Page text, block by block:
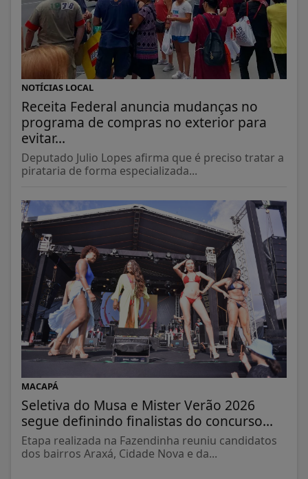
NOTÍCIAS LOCAL
Receita Federal anuncia mudanças no
programa de compras no exterior para
evitar...
Deputado Julio Lopes afirma que é preciso tratar a
pirataria de forma especializada...
MACAPÁ
Seletiva do Musa e Mister Verão 2026
segue definindo finalistas do concurso...
Etapa realizada na Fazendinha reuniu candidatos
dos bairros Araxá, Cidade Nova e da...